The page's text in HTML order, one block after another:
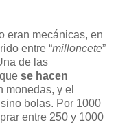
eran mecánicas, en
entre “milloncete”
de las
se hacen
monedas, y el
bolas. Por 1000
entre 250 y 1000